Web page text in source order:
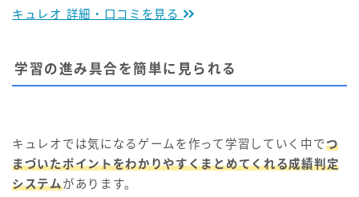
キュレオ 詳細・口コミを見る
学習の進み具合を簡単に見られる
キュレオでは気になるゲームを作って学習していく中でつ
まづいたポイントをわかりやすくまとめてくれる成績判定
システムがあります。